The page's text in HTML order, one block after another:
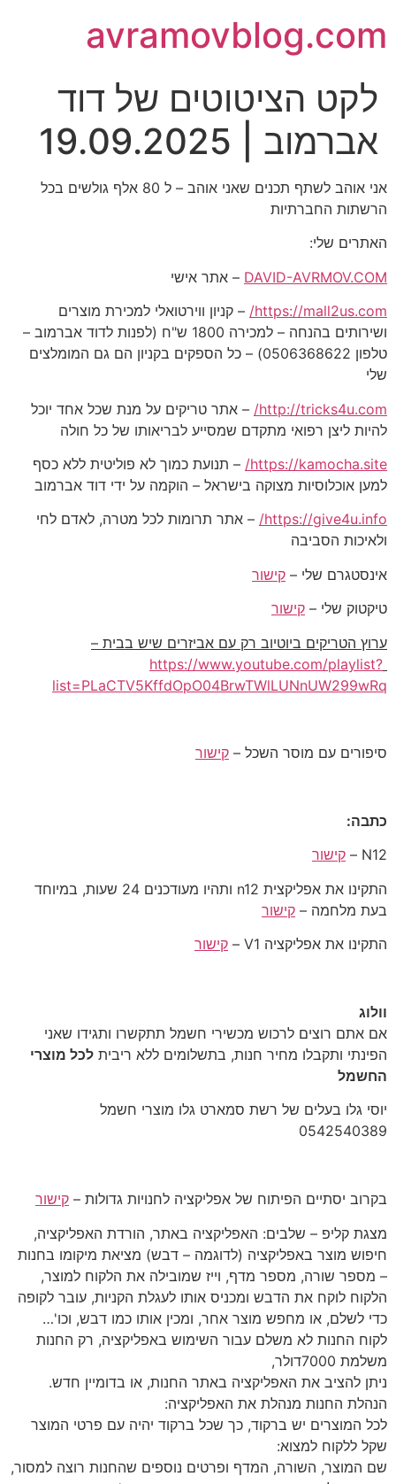
avramovblog.com
לקט הציטוטים של דוד
אברמוב | 19.09.2025
אני אוהב לשתף תכנים שאני אוהב – ל 80 אלף גולשים בכל
הרשתות החברתיות
האתרים שלי:
DAVID-AVRMOV.COM – אתר אישי
https://mall2us.com/ – קניון ווירטואלי למכירת מוצרים
ושירותים בהנחה – למכירה 1800 ש"ח (לפנות לדוד אברמוב –
טלפון 0506368622) – כל הספקים בקניון הם גם המומלצים
שלי
http://tricks4u.com/ – אתר טריקים על מנת שכל אחד יוכל
להיות ליצן רפואי מתקדם שמסייע לבריאותו של כל חולה
https://kamocha.site/ – תנועת כמוך לא פוליטית ללא כסף
למען אוכלוסיות מצוקה בישראל – הוקמה על ידי דוד אברמוב
https://give4u.info/ – אתר תרומות לכל מטרה, לאדם לחי
ולאיכות הסביבה
אינסטגרם שלי – קישור
טיקטוק שלי – קישור
ערוץ הטריקים ביוטיוב רק עם אביזרים שיש בבית –
https://www.youtube.com/playlist?
list=PLaCTV5KffdOpO04BrwTWlLUNnUW299wRq
סיפורים עם מוסר השכל – קישור
כתבה:
N12 –
קישור
התקינו את אפליקצית n12 ותהיו מעודכנים 24 שעות, במיוחד
בעת מלחמה – קישור
התקינו את אפליקציה V1 –
קישור
וולוג
‎אם אתם רוצים לרכוש מכשירי חשמל תתקשרו ותגידו שאני
הפינתי ותקבלו מחיר חנות, בתשלומים ללא ריבית לכל מוצרי
החשמל
יוסי גלו בעלים של רשת סמארט גלו מוצרי חשמל
‎0542540389‎
בקרוב יסתיים הפיתוח של אפליקציה לחנויות גדולות – קישור
מצגת קליפ – שלבים: האפליקציה באתר, הורדת האפליקציה,
חיפוש מוצר באפליקציה (לדוגמה – דבש) מציאת מיקומו בחנות
– מספר שורה, מספר מדף, וייז שמובילה את הלקוח למוצר,
הלקוח לוקח את הדבש ומכניס אותו לעגלת הקניות, עובר לקופה
כדי לשלם, או מחפש מוצר אחר, ומכין אותו כמו דבש, וכו'…
לקוח החנות לא משלם עבור השימוש באפליקציה, רק החנות
משלמת 7000דולר,
ניתן להציב את האפליקציה באתר החנות, או בדומיין חדש.
הנהלת החנות מנהלת את האפליקציה:
לכל המוצרים יש ברקוד, כך שכל ברקוד יהיה עם פרטי המוצר
שקל ללקוח למצוא:
שם המוצר, השורה, המדף ופרטים נוספים שהחנות רוצה למסור,